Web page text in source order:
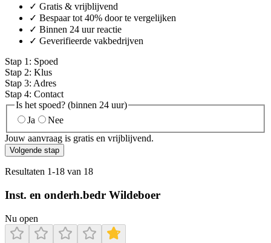
✓ Gratis & vrijblijvend
✓ Bespaar tot 40% door te vergelijken
✓ Binnen 24 uur reactie
✓ Geverifieerde vakbedrijven
Stap 1 : Spoed
Stap 2: Klus
Stap 3: Adres
Stap 4: Contact
Is het spoed? (binnen 24 uur)
Ja
Nee
Jouw aanvraag is gratis en vrijblijvend.
Volgende stap
Resultaten 1-18 van 18
Inst. en onderh.bedr Wildeboer
Nu open